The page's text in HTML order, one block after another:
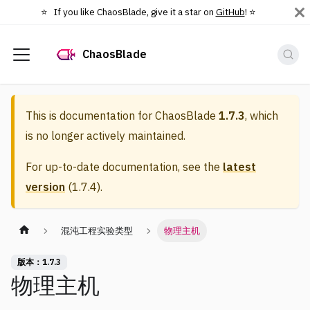
⭐️ If you like ChaosBlade, give it a star on GitHub! ⭐️
ChaosBlade
This is documentation for ChaosBlade 1.7.3, which
is no longer actively maintained.
For up-to-date documentation, see the latest
version (1.7.4).
混沌工程实验类型 物理主机
版本：1.7.3
物理主机